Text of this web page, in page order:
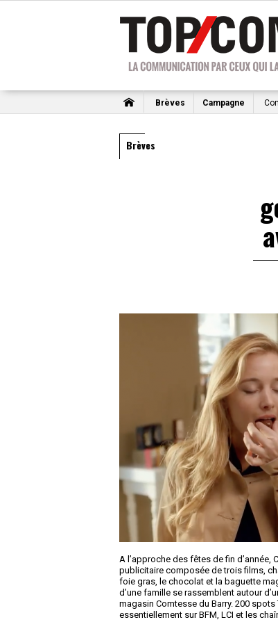
Brèves Campagne
Brèves
A l’approche des fêtes de fin d’année,
publicitaire composée de trois films,
foie gras, le chocolat et la baguette
d’une famille se rassemblent autour
magasin Comtesse du Barry. 200
essentiellement sur BFM, LCI et les